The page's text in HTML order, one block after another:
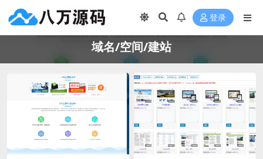
登录
域名/空间/建站